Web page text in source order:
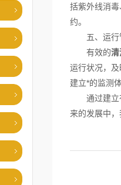
括紫外线消
约。
五、运行
有效的清
运行状况，
建立*的监测
通过建立有
来的发展中